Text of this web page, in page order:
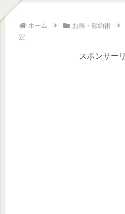
ホーム お得・節約術
定
スポンサー